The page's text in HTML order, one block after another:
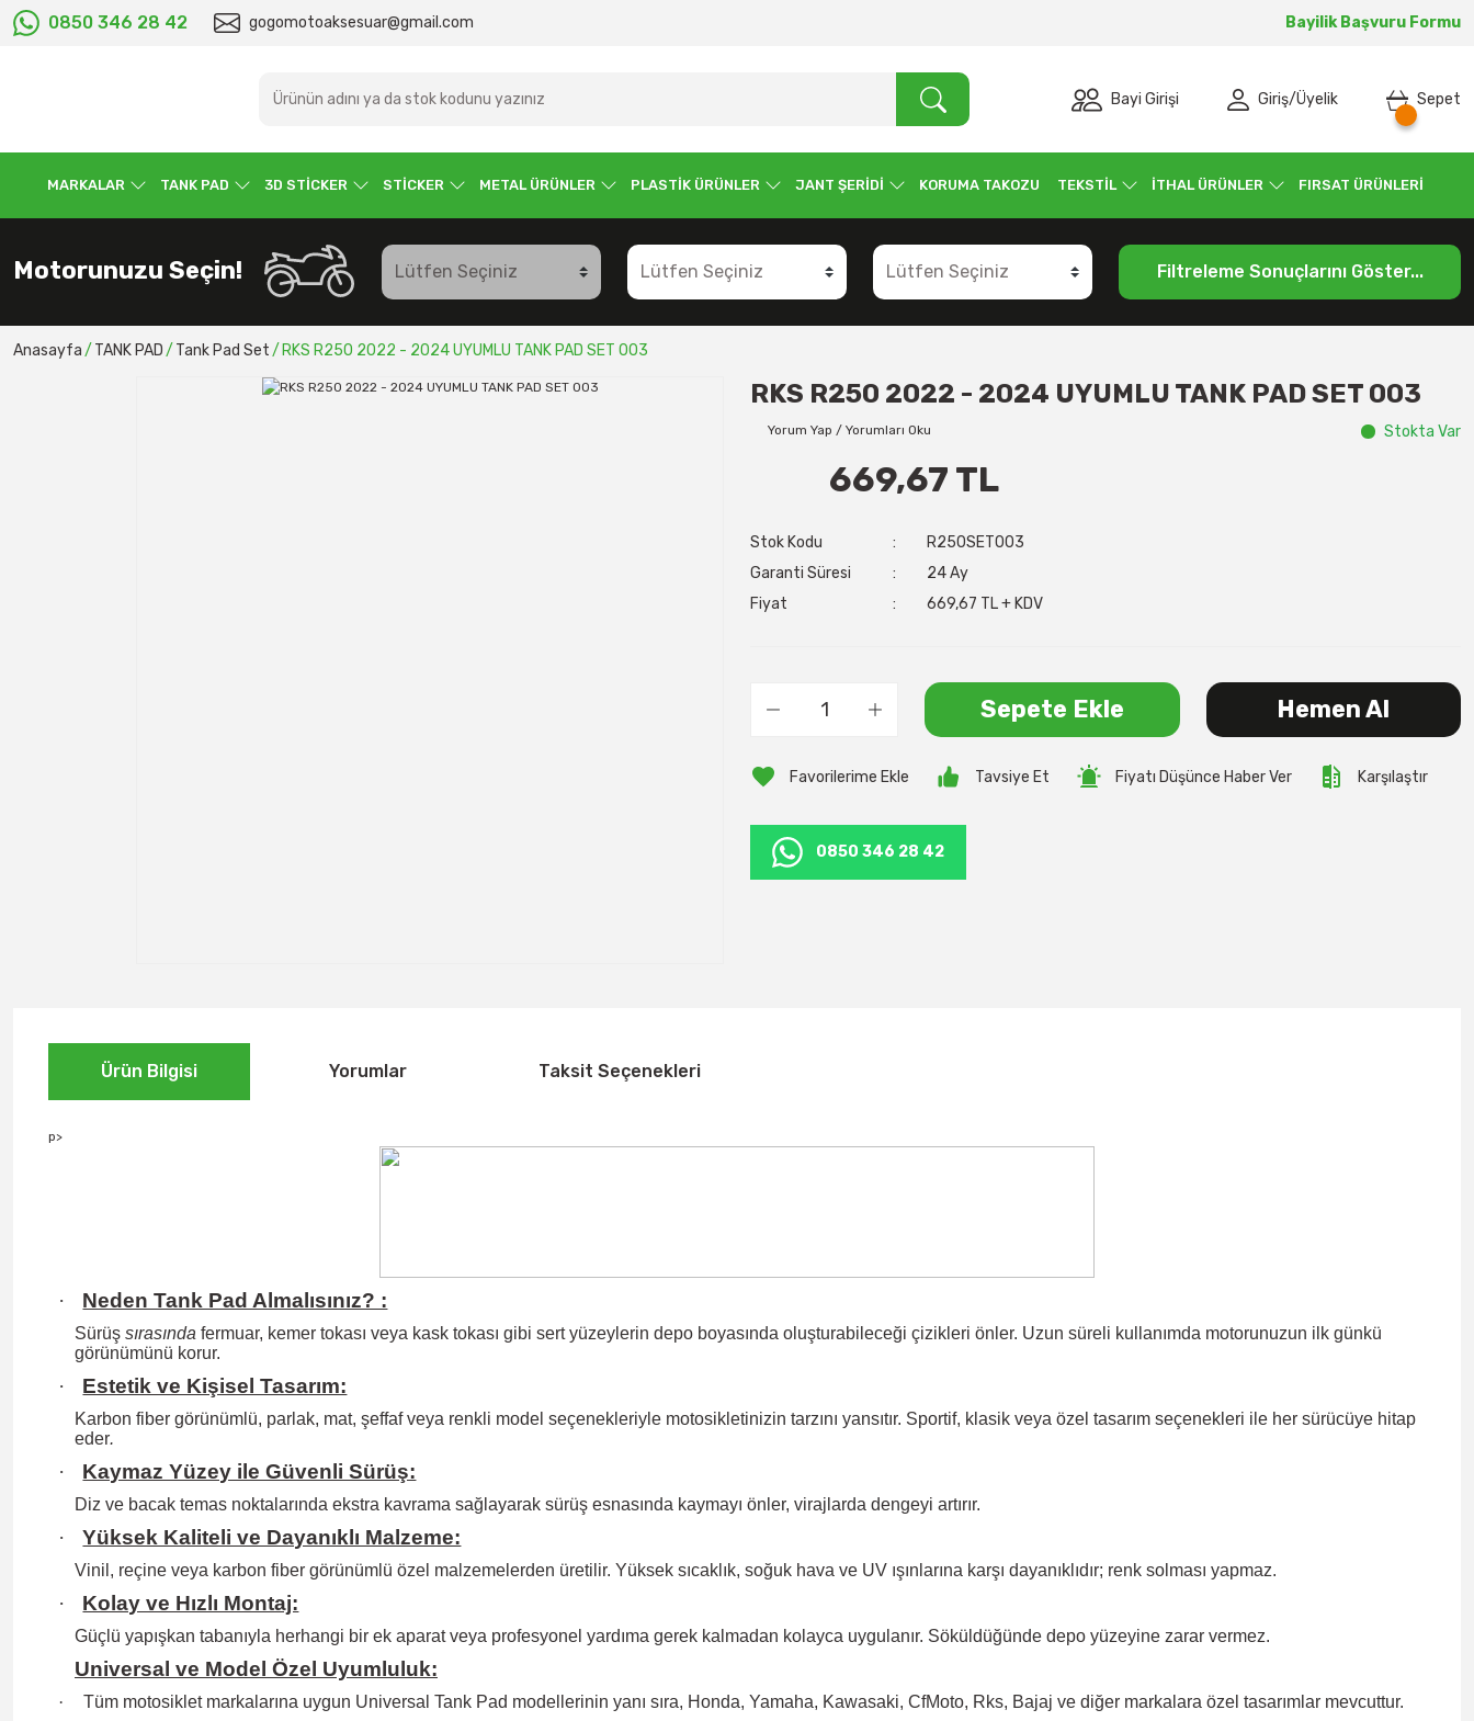
0850 346 28 42 gogomotoaksesuar@gmail.com Bayilik Başvuru Formu
Bayi Girişi Giriş/Üyelik Sepet
MARKALAR TANK PAD 3D STİCKER STİCKER METAL ÜRÜNLER PLASTİK ÜRÜNLER JANT ŞERİDİ KORUMA TAKOZU TEKSTİL İTHAL ÜRÜNLER FIRSAT ÜRÜNLERİ
Motorunuzu Seçin! Filtreleme Sonuçlarını Göster...
Anasayfa TANK PAD Tank Pad Set RKS R250 2022 - 2024 UYUMLU TANK PAD SET 003
RKS R250 2022 - 2024 UYUMLU TANK PAD SET 003
Yorum Yap / Yorumları Oku Stokta Var
669,67 TL
Stok Kodu
R250SET003
Garanti Süresi
24 Ay
Fiyat
669,67 TL + KDV
Sepete Ekle Hemen Al
Tavsiye Et Fiyatı Düşünce Haber Ver Karşılaştır
0850 346 28 42
Ürün Bilgisi Yorumlar Taksit Seçenekleri
p>
· Neden Tank Pad Almalısınız? :
Sürüş sırasında fermuar, kemer tokası veya kask tokası gibi sert yüzeylerin depo boyasında oluşturabileceği çizikleri önler. Uzun süreli kullanımda motorunuzun ilk günkü
görünümünü korur.
· Estetik ve Kişisel Tasarım:
Karbon fiber görünümlü, parlak, mat, şeffaf veya renkli model seçenekleriyle motosikletinizin tarzını yansıtır. Sportif, klasik veya özel tasarım seçenekleri ile her sürücüye hitap
eder.
· Kaymaz Yüzey ile Güvenli Sürüş:
Diz ve bacak temas noktalarında ekstra kavrama sağlayarak sürüş esnasında kaymayı önler, virajlarda dengeyi artırır.
· Yüksek Kaliteli ve Dayanıklı Malzeme:
Vinil, reçine veya karbon fiber görünümlü özel malzemelerden üretilir. Yüksek sıcaklık, soğuk hava ve UV ışınlarına karşı dayanıklıdır; renk solması yapmaz.
· Kolay ve Hızlı Montaj:
Güçlü yapışkan tabanıyla herhangi bir ek aparat veya profesyonel yardıma gerek kalmadan kolayca uygulanır. Söküldüğünde depo yüzeyine zarar vermez.
Universal ve Model Özel Uyumluluk:
· Tüm motosiklet markalarına uygun Universal Tank Pad modellerinin yanı sıra, Honda, Yamaha, Kawasaki, CfMoto, Rks, Bajaj ve diğer markalara özel tasarımlar mevcuttur.